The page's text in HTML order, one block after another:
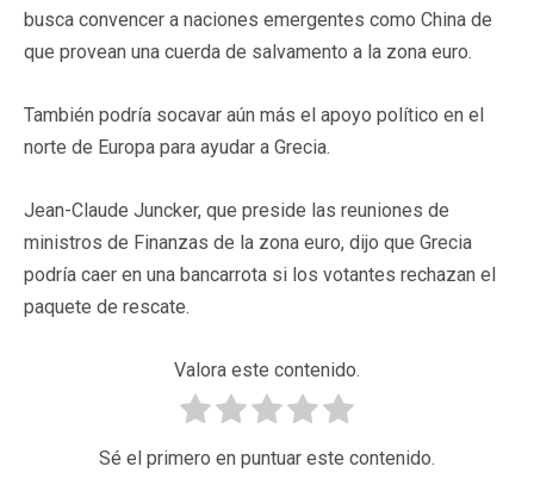
busca convencer a naciones emergentes como China de
que provean una cuerda de salvamento a la zona euro.
También podría socavar aún más el apoyo político en el
norte de Europa para ayudar a Grecia.
Jean-Claude Juncker, que preside las reuniones de
ministros de Finanzas de la zona euro, dijo que Grecia
podría caer en una bancarrota si los votantes rechazan el
paquete de rescate.
Valora este contenido.
Sé el primero en puntuar este contenido.